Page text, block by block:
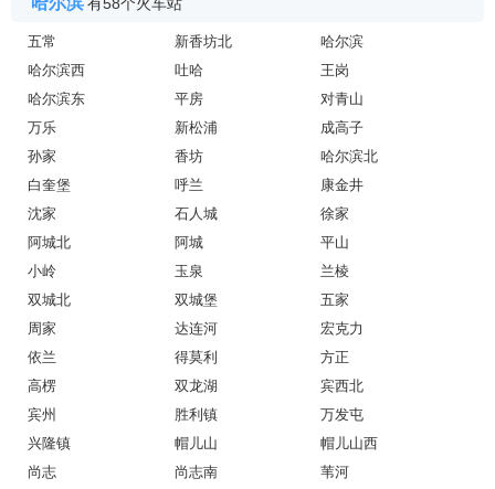
五常 新香坊北
哈尔滨
哈尔滨西
吐哈
王岗
哈尔滨东
平房
对青山
万乐
新松浦
成高子
孙家
香坊
哈尔滨北
白奎堡
呼兰
康金井
沈家
石人城
徐家
阿城北
阿城
平山
小岭
玉泉
兰棱
双城北
双城堡
五家
周家
达连河
宏克力
依兰
得莫利
方正
高楞
双龙湖
宾西北
宾州
胜利镇
万发屯
兴隆镇
帽儿山
帽儿山西
尚志
尚志南
苇河